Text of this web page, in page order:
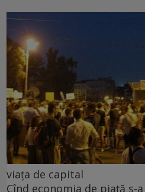
viața de capital
Cînd economia de piață